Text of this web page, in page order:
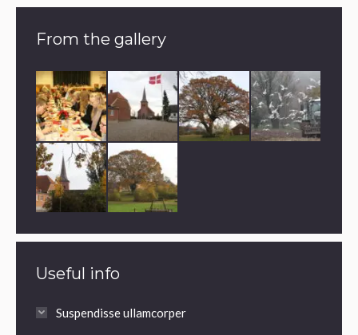
From the gallery
Useful info
Suspendisse ullamcorper